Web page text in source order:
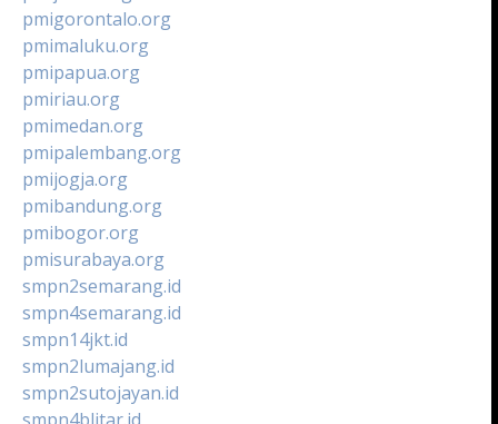
pmigorontalo.org
pmimaluku.org
pmipapua.org
pmiriau.org
pmimedan.org
pmipalembang.org
pmijogja.org
pmibandung.org
pmibogor.org
pmisurabaya.org
smpn2semarang.id
smpn4semarang.id
smpn14jkt.id
smpn2lumajang.id
smpn2sutojayan.id
smpn4blitar.id